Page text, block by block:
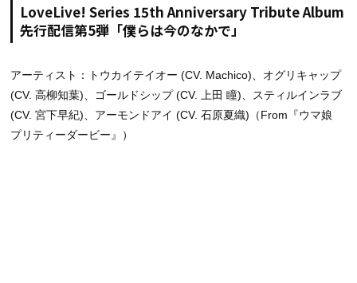
LoveLive! Series 15th Anniversary Tribute Album
先行配信第5弾「僕らは今のなかで」
アーティスト：トウカイテイオー (CV. Machico)、オグリキャップ
(CV. 高柳知葉)、ゴールドシップ (CV. 上田 瞳)、スティルインラブ
(CV. 宮下早紀)、アーモンドアイ (CV. 石原夏織)（From『ウマ娘
プリティーダービー』）